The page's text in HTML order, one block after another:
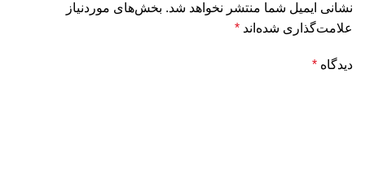
نشانی ایمیل شما منتشر نخواهد شد. بخش‌های موردنیاز
علامت‌گذاری شده‌اند *
دیدگاه *